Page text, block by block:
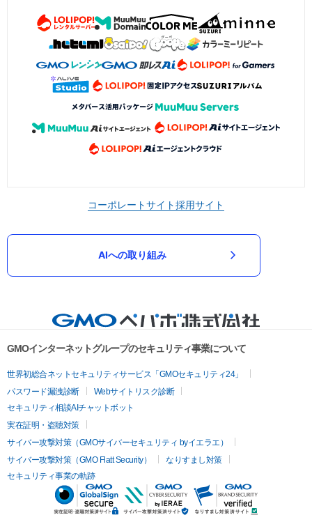
コーポレートサイト採用サイト
AIへの取り組み
GMOインターネットグループのセキュリティ事業について
世界初総合ネットセキュリティサービス「GMOセキュリティ24」
パスワード漏洩診断
Webサイトリスク診断
セキュリティ相談AIチャットボット
実在証明・盗聴対策
サイバー攻撃対策（GMOサイバーセキュリティ byイエラエ）
サイバー攻撃対策（GMO Flatt Security）
なりすまし対策
セキュリティ事業の軌跡